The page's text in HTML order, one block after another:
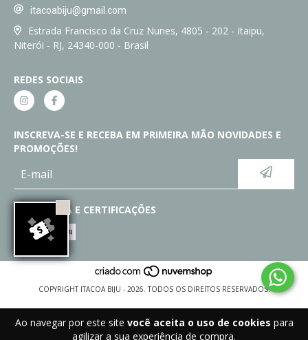
Ao navegar por este site você aceita o uso de cookies para
agilizar a sua experiência de compra.
itacoabiju@gmail.com
Estrada Francisco da Cruz Nunes, 4805 - 202 - Itaipu,
Niterói - RJ, 24340-000 - Brasil
REDES SOCIAIS
INSCREVA-SE E RECEBA EM PRIMEIRA MÃO NOVIDADES E
PROMOÇÕES!
SEGURANÇA E CERTIFICAÇÕES
COPYRIGHT ITACOA BIJU - 2026. TODOS OS DIREITOS RESERVADOS.